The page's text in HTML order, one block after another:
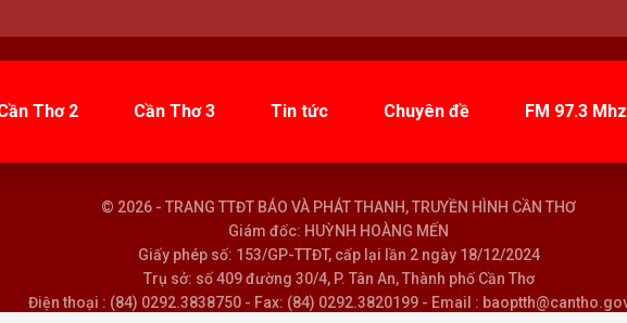
Thơ 2 Cần Thơ 3 Tin tức Chuyên đề FM 97.3 Mhz
© 2026 - TRANG TTĐT BÁO VÀ PHÁT THANH, TRUYỀN HÌNH CẦN THƠ
Giám đốc: HUỲNH HOÀNG MẾN
Giấy phép số: 153/GP-TTĐT, cấp lại lần 2 ngày 18/12/2024
Trụ sở: số 409 đường 30/4, P. Tân An, Thành phố Cần Thơ
Điện thoại : (84) 0292.3838750 - Fax: (84) 0292.3820199 - Email :